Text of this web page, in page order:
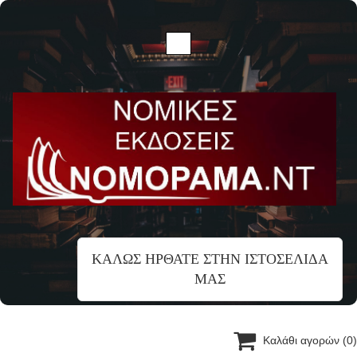
ΚΑΛΩΣ ΗΡΘΑΤΕ ΣΤΗΝ ΙΣΤΟΣΕΛΙΔΑ
ΜΑΣ
 Καλάθι αγορών (0)